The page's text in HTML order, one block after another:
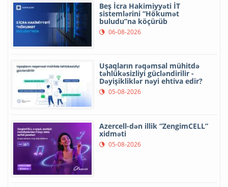
Beş İcra Hakimiyyəti İT
sistemlərini “Hökumət
buludu”na köçürüb
06-08-2026
Uşaqların rəqəmsal mühitdə
təhlükəsizliyi gücləndirilir -
Dəyişikliklər nəyi ehtiva edir?
05-08-2026
Azercell-dən illik “ZengimCELL”
xidməti
05-08-2026